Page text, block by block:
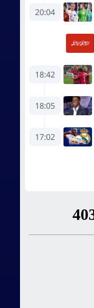
20:04
18:42
18:05
17:02